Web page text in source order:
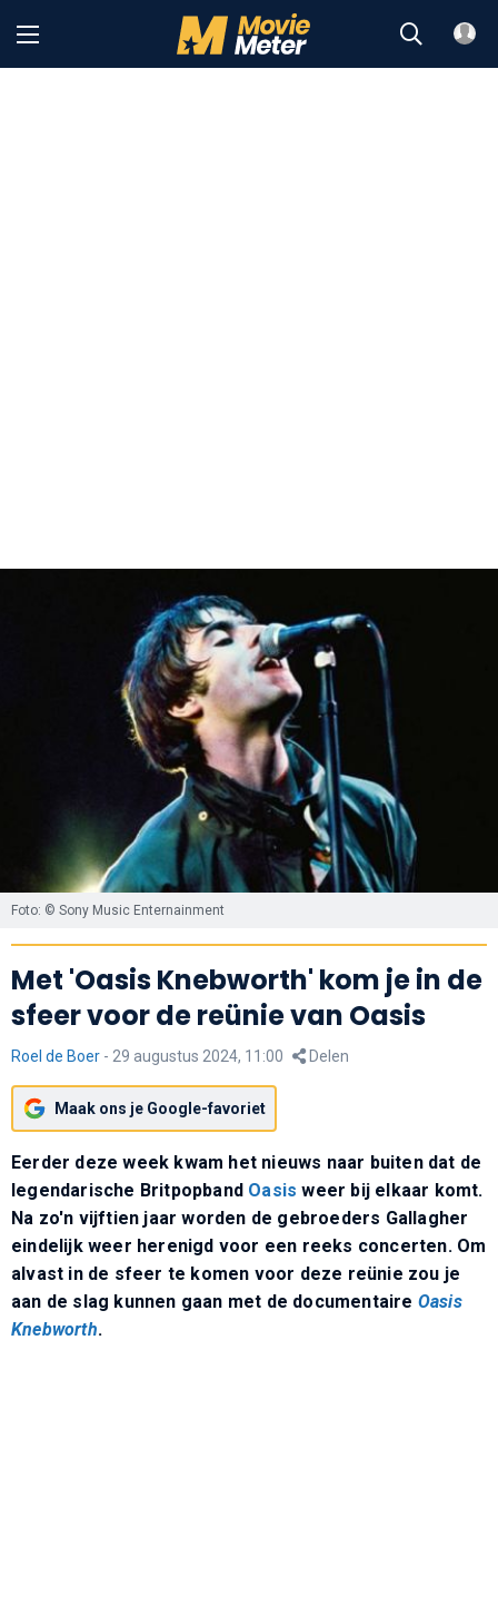
Foto: © Sony Music Enternainment
Met 'Oasis Knebworth' kom je in de
sfeer voor de reünie van Oasis
Roel de Boer - 29 augustus 2024, 11:00 Delen
Maak ons je Google-favoriet
Eerder deze week kwam het nieuws naar buiten dat de
legendarische Britpopband Oasis weer bij elkaar komt.
Na zo'n vijftien jaar worden de gebroeders Gallagher
eindelijk weer herenigd voor een reeks concerten. Om
alvast in de sfeer te komen voor deze reünie zou je
aan de slag kunnen gaan met de documentaire Oasis
Knebworth.